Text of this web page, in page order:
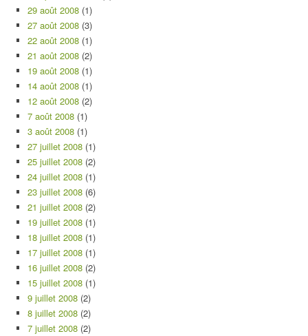
29 août 2008 (1)
27 août 2008 (3)
22 août 2008 (1)
21 août 2008 (2)
19 août 2008 (1)
14 août 2008 (1)
12 août 2008 (2)
7 août 2008 (1)
3 août 2008 (1)
27 juillet 2008 (1)
25 juillet 2008 (2)
24 juillet 2008 (1)
23 juillet 2008 (6)
21 juillet 2008 (2)
19 juillet 2008 (1)
18 juillet 2008 (1)
17 juillet 2008 (1)
16 juillet 2008 (2)
15 juillet 2008 (1)
9 juillet 2008 (2)
8 juillet 2008 (2)
7 juillet 2008 (2)